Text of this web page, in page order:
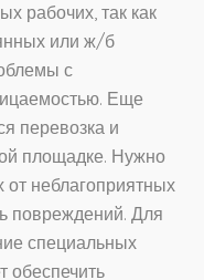
рабочих, так как
или ж/б
с
Еще
перевозка и
площадке. Нужно
от неблагоприятных
повреждений. Для
специальных
обеспечить